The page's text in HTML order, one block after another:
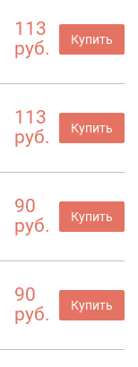
113
руб.
Купить
113
руб.
Купить
90
руб.
Купить
90
руб.
Купить